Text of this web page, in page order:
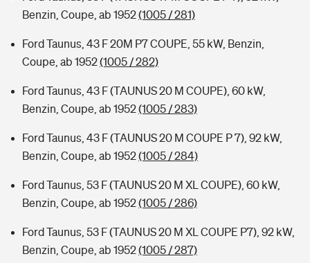
Benzin, Coupe, ab 1952(1005 / 281)
Ford Taunus, 43 F 20M P7 COUPE, 55 kW, Benzin,
Coupe, ab 1952(1005 / 282)
Ford Taunus, 43 F (TAUNUS 20 M COUPE), 60 kW,
Benzin, Coupe, ab 1952(1005 / 283)
Ford Taunus, 43 F (TAUNUS 20 M COUPE P 7), 92 kW,
Benzin, Coupe, ab 1952(1005 / 284)
Ford Taunus, 53 F (TAUNUS 20 M XL COUPE), 60 kW,
Benzin, Coupe, ab 1952(1005 / 286)
Ford Taunus, 53 F (TAUNUS 20 M XL COUPE P7), 92 kW,
Benzin, Coupe, ab 1952(1005 / 287)